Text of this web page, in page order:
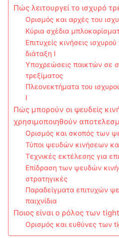
Πώς λειτουργεί το ισχυρό
Ορισμός και αρχές του
Κύρια σχέδια
Επιτυχείς κινήσεις
διάταξη I
Υποχρεώσεις παικτών σε
τρεξίματος
Πλεονεκτήματα του
I
Πώς μπορούν οι ψευδείς
χρησιμοποιηθούν
Ορισμός και σκοπός των
Τύποι ψευδών κινήσεων
Τεχνικές εκτέλεσης για
Επίδραση των ψευδών
στρατηγικές
Παραδείγματα επιτυχών
παιχνίδια
Ποιος είναι ο ρόλος των
Ορισμός και ευθύνες των